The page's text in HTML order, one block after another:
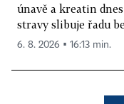
únavě a kreatin
stravy slibuje řadu
6. 8. 2026 ▪ 16:13 min.